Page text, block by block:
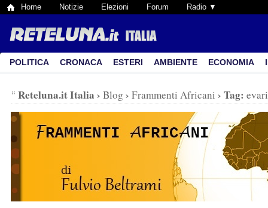
Home Notizie Elezioni Forum Radio ▼
POLITICA CRONACA ESTERI AMBIENTE ECONOMIA
Reteluna.it Italia › Blog › Frammenti Africani › Tag: